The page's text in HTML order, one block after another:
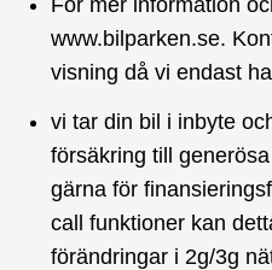
www.bilparken.se.
visning då vi endast
vi tar din bil i inbyte
försäkring till
gärna för
call funktioner kan
förändringar i 2g/3g